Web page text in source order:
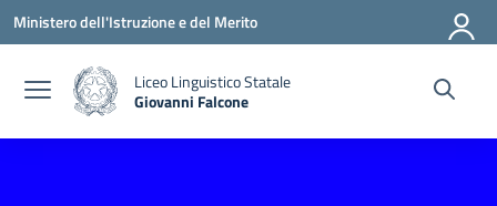
Vai ai contenuti
Vai al menu di navigazione
Vai al footer
Ministero dell'Istruzione e del Merito
Liceo Linguistico Statale
Giovanni Falcone